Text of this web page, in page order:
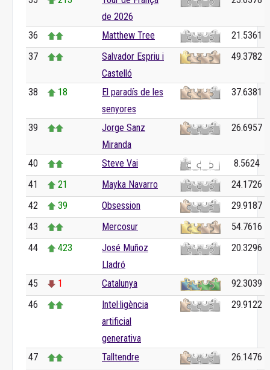
de 2026
36 Matthew Tree
21.5361
37
Salvador Espriu i
Castelló
49.3782
38 18
El paradís de les
senyores
37.6381
39
Jorge Sanz
Miranda
26.6957
40 Steve Vai
8.5624
41
21 Mayka Navarro
24.1726
42
39 Obsession
29.9187
43
Mercosur
54.7616
44
423
José Muñoz
Lladró
20.3296
45 1 Catalunya
92.3039
46
Intel·ligència
artificial
generativa
29.9122
47 Talltendre
26.1476